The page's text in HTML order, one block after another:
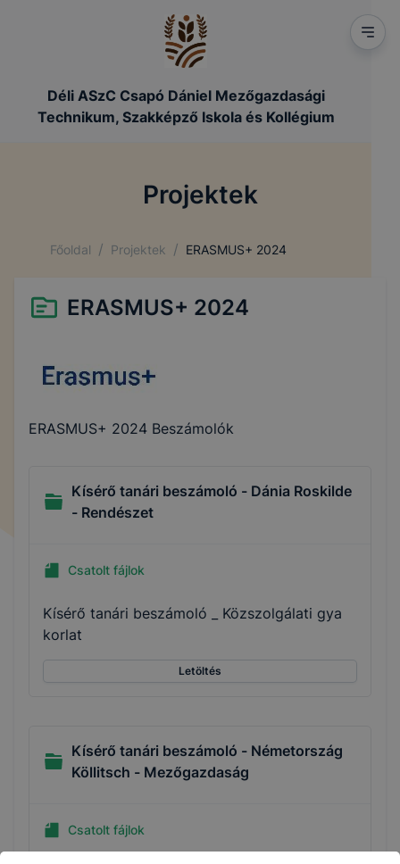
Déli ASzC Csapó Dániel Mezőgazdasági
Technikum, Szakképző Iskola és Kollégium
Projektek
Főoldal / Projektek / ERASMUS+ 2024
ERASMUS+ 2024
ERASMUS+ 2024 Beszámolók
Kísérő tanári beszámoló - Dánia Roskilde
- Rendészet
Csatolt fájlok
Kísérő tanári beszámoló _ Közszolgálati gya
korlat
Letöltés
Kísérő tanári beszámoló - Németország
Köllitsch - Mezőgazdaság
Csatolt fájlok